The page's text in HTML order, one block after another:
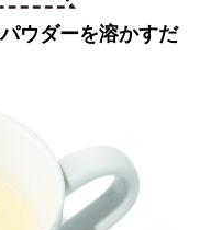
ウダーを溶かすだ